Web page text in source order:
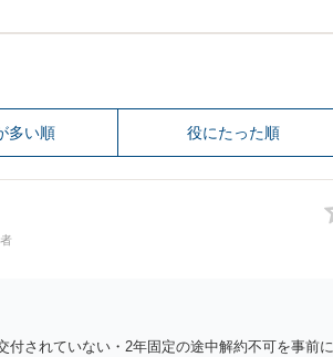
多い順 役にたった順
されていない・2年固定の途中解約不可を事前に